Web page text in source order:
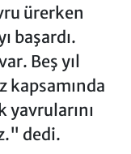
ürerken
başardı.
Beş yıl
kapsamında
yavrularını
dedi.